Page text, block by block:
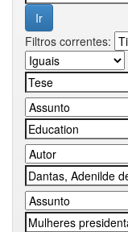
Filtros correntes: